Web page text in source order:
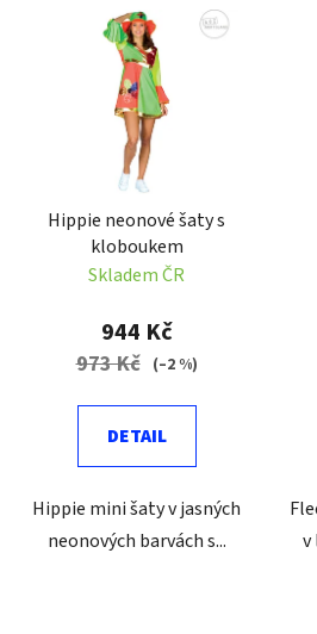
Hippie neonové šaty s
kloboukem
Skladem ČR
944 Kč
973 Kč (–2 %)
DETAIL
Hippie mini šaty v jasných
neonových barvách s...
v